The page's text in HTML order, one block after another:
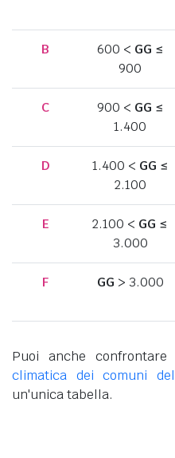
B 600 < GG ≤
900
C 900 < GG ≤
1.400
D 1.400 < GG ≤
2.100
E 2.100 < GG ≤
3.000
F GG > 3.000
Puoi anche
climatica dei comuni
un'unica tabella.